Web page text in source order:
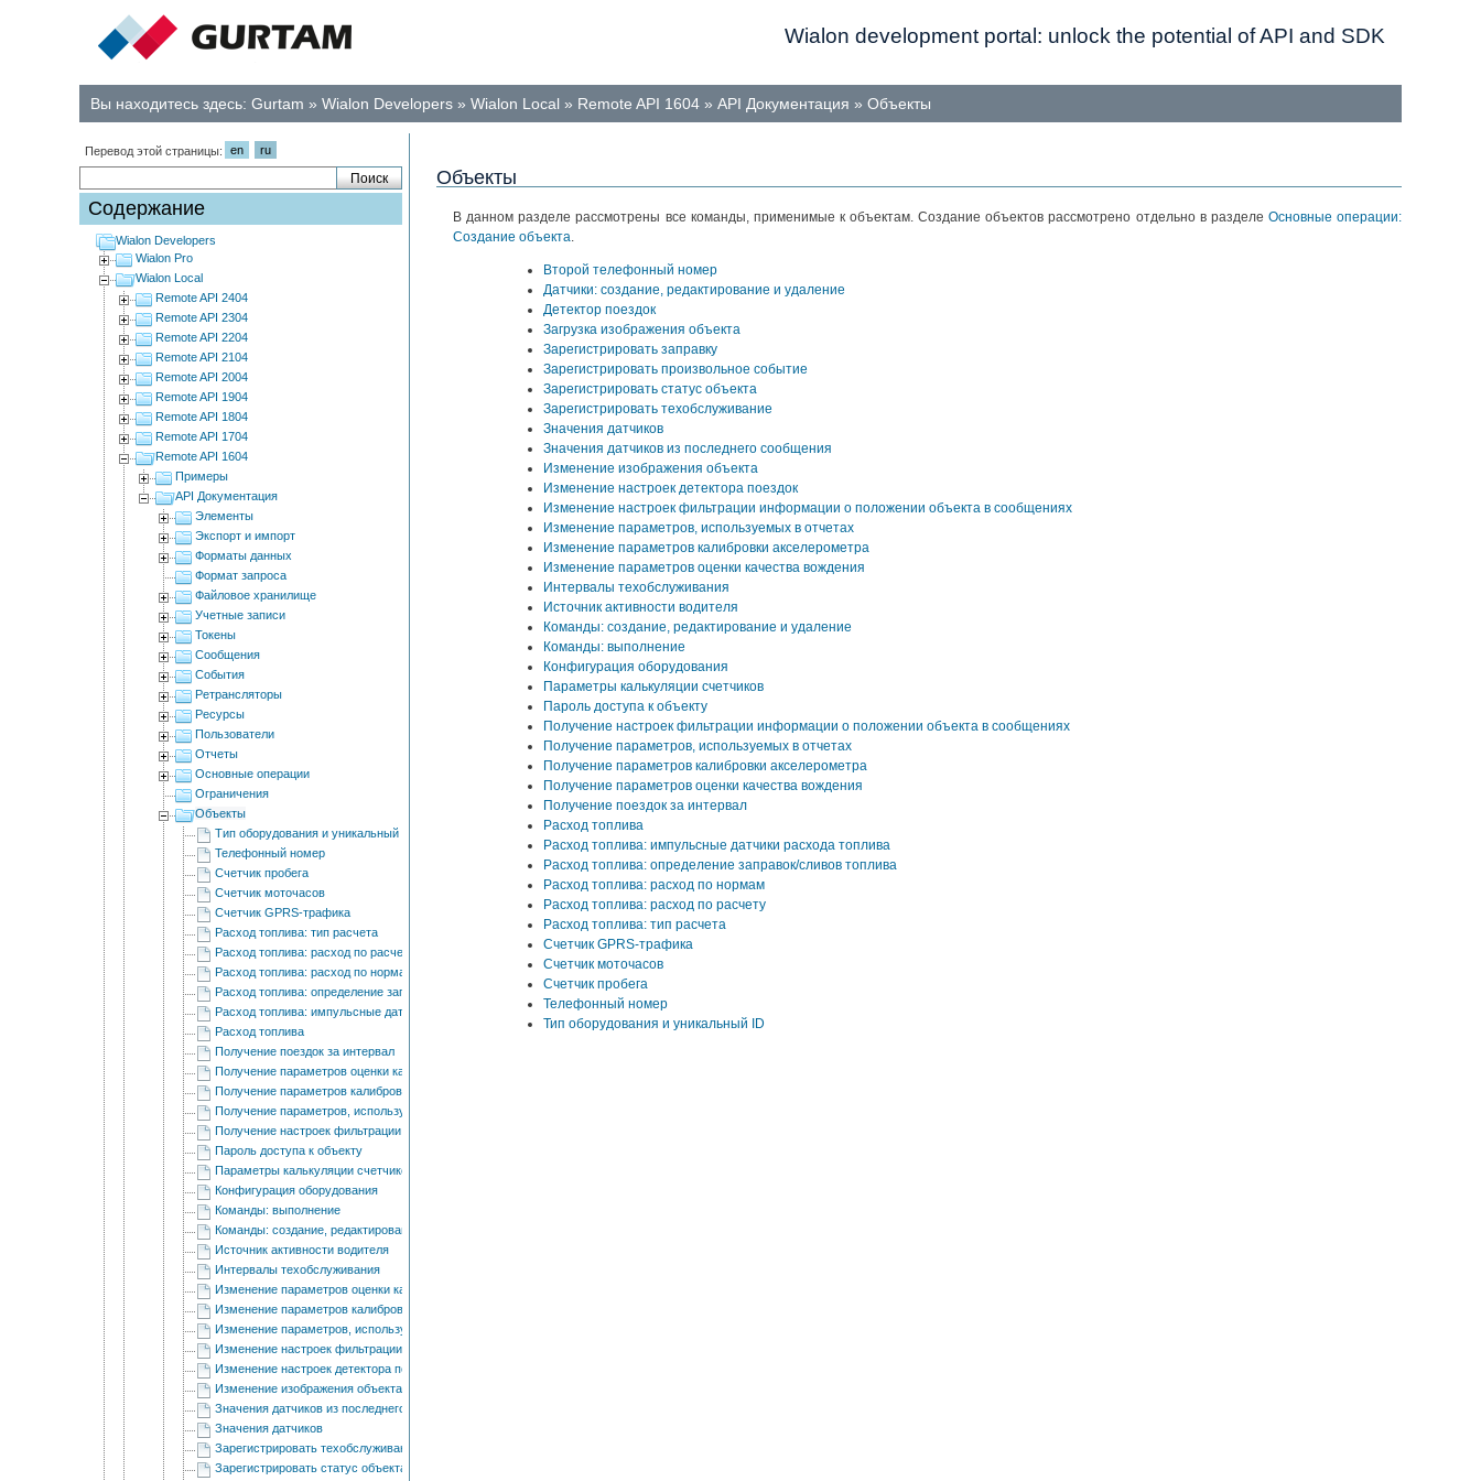
Wialon development portal: unlock the potential of API and SDK
Вы находитесь здесь: Gurtam » Wialon Developers » Wialon Local » Remote API 1604 » API Документация » Объекты
Перевод этой страницы: en ru
Содержание
Wialon Developers
Wialon Pro
Wialon Local
Remote API 2404
Remote API 2304
Remote API 2204
Remote API 2104
Remote API 2004
Remote API 1904
Remote API 1804
Remote API 1704
Remote API 1604
Примеры
API Документация
Элементы
Экспорт и импорт
Форматы данных
Формат запроса
Файловое хранилище
Учетные записи
Токены
Сообщения
События
Ретрансляторы
Ресурсы
Пользователи
Отчеты
Основные операции
Ограничения
Объекты
Тип оборудования и уникальный ID
Телефонный номер
Счетчик пробега
Счетчик моточасов
Счетчик GPRS-трафика
Расход топлива: тип расчета
Расход топлива: расход по расчету
Расход топлива: расход по нормам
Расход топлива: определение заправок/сливов топлива
Расход топлива: импульсные датчики расхода топлива
Расход топлива
Получение поездок за интервал
Получение параметров оценки качества вождения
Получение параметров калибровки акселерометра
Получение параметров, используемых в отчетах
Получение настроек фильтрации информации о положении объекта в сообщениях
Пароль доступа к объекту
Параметры калькуляции счетчиков
Конфигурация оборудования
Команды: выполнение
Команды: cоздание, редактирование и удаление
Источник активности водителя
Интервалы техобслуживания
Изменение параметров оценки качества вождения
Изменение параметров калибровки акселерометра
Изменение параметров, используемых в отчетах
Изменение настроек фильтрации информации о положении объекта в сообщениях
Изменение настроек детектора поездок
Изменение изображения объекта
Значения датчиков из последнего сообщения
Значения датчиков
Зарегистрировать техобслуживание
Зарегистрировать статус объекта
Объекты
В данном разделе рассмотрены все команды, применимые к объектам. Создание объектов рассмотрено отдельно в разделе Основные операции:
Создание объекта.
Второй телефонный номер
Датчики: создание, редактирование и удаление
Детектор поездок
Загрузка изображения объекта
Зарегистрировать заправку
Зарегистрировать произвольное событие
Зарегистрировать статус объекта
Зарегистрировать техобслуживание
Значения датчиков
Значения датчиков из последнего сообщения
Изменение изображения объекта
Изменение настроек детектора поездок
Изменение настроек фильтрации информации о положении объекта в сообщениях
Изменение параметров, используемых в отчетах
Изменение параметров калибровки акселерометра
Изменение параметров оценки качества вождения
Интервалы техобслуживания
Источник активности водителя
Команды: cоздание, редактирование и удаление
Команды: выполнение
Конфигурация оборудования
Параметры калькуляции счетчиков
Пароль доступа к объекту
Получение настроек фильтрации информации о положении объекта в сообщениях
Получение параметров, используемых в отчетах
Получение параметров калибровки акселерометра
Получение параметров оценки качества вождения
Получение поездок за интервал
Расход топлива
Расход топлива: импульсные датчики расхода топлива
Расход топлива: определение заправок/сливов топлива
Расход топлива: расход по нормам
Расход топлива: расход по расчету
Расход топлива: тип расчета
Счетчик GPRS-трафика
Счетчик моточасов
Счетчик пробега
Телефонный номер
Тип оборудования и уникальный ID